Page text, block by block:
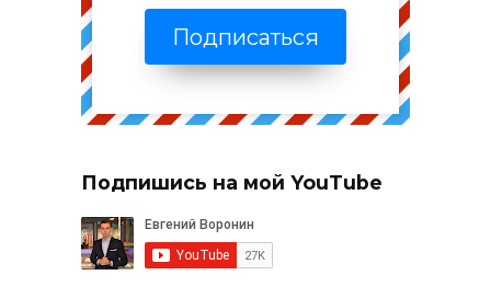
Подписаться
Подпишись на мой YouTube